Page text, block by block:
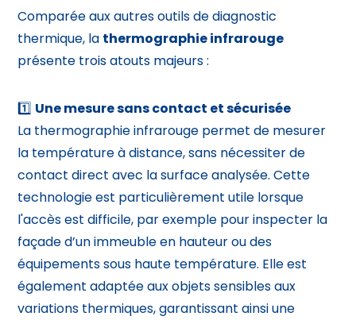
Comparée aux autres outils de diagnostic
thermique, la thermographie infrarouge
présente trois atouts majeurs :
1️⃣ Une mesure sans contact et sécurisée
La thermographie infrarouge permet de mesurer
la température à distance, sans nécessiter de
contact direct avec la surface analysée. Cette
technologie est particulièrement utile lorsque
l'accès est difficile, par exemple pour inspecter la
façade d’un immeuble en hauteur ou des
équipements sous haute température. Elle est
également adaptée aux objets sensibles aux
variations thermiques, garantissant ainsi une